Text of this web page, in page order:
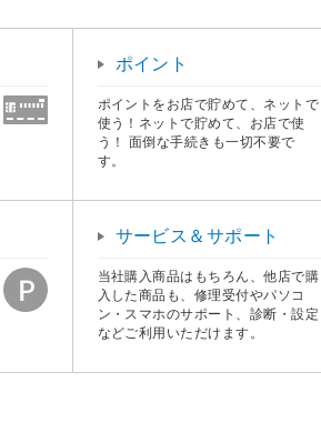
ポイント
ポイントをお店で貯めて、ネットで
使う！ネットで貯めて、お店で使
う！ 面倒な手続きも一切不要で
す。
サービス＆サポート
当社購入商品はもちろん、他店で購
入した商品も、修理受付やパソコ
ン・スマホのサポート、診断・設定
などご利用いただけます。